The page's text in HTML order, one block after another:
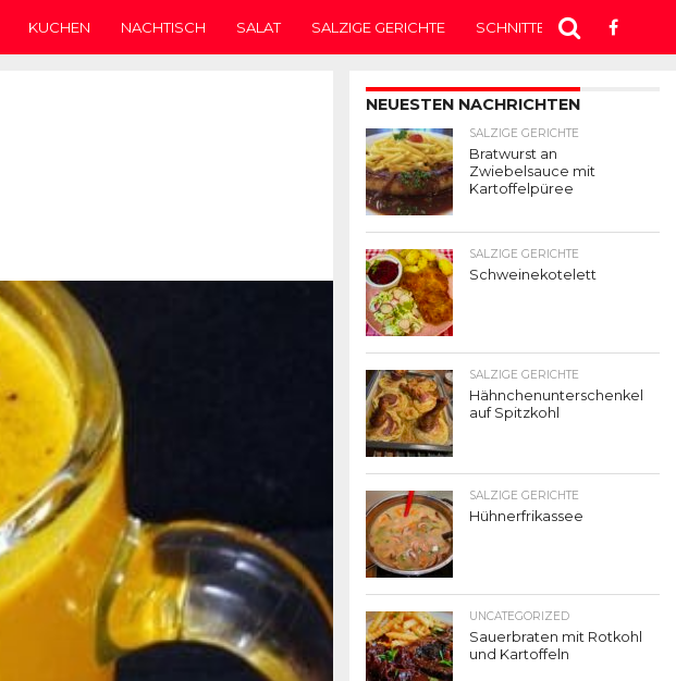
KUCHEN NACHTISCH SALAT SALZIGE GERICHTE SCHNITTEN SUPPE
NEUESTEN NACHRICHTEN
SALZIGE GERICHTE
Bratwurst an
Zwiebelsauce mit
Kartoffelpüree
SALZIGE GERICHTE
Schweinekotelett
SALZIGE GERICHTE
Hähnchenunterschenkel
auf Spitzkohl
SALZIGE GERICHTE
Hühnerfrikassee
UNCATEGORIZED
Sauerbraten mit Rotkohl
und Kartoffeln